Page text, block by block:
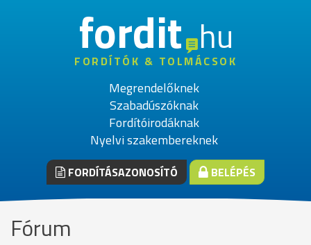
fordithu
FORDÍTÓK & TOLMÁCSOK
Megrendelőknek
Szabadúszóknak
Fordítóirodáknak
Nyelvi szakembereknek
FORDÍTÁSAZONOSÍTÓ BELÉPÉS
Fórum